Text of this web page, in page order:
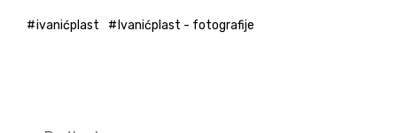
ivanićplast Ivanićplast - fotografije